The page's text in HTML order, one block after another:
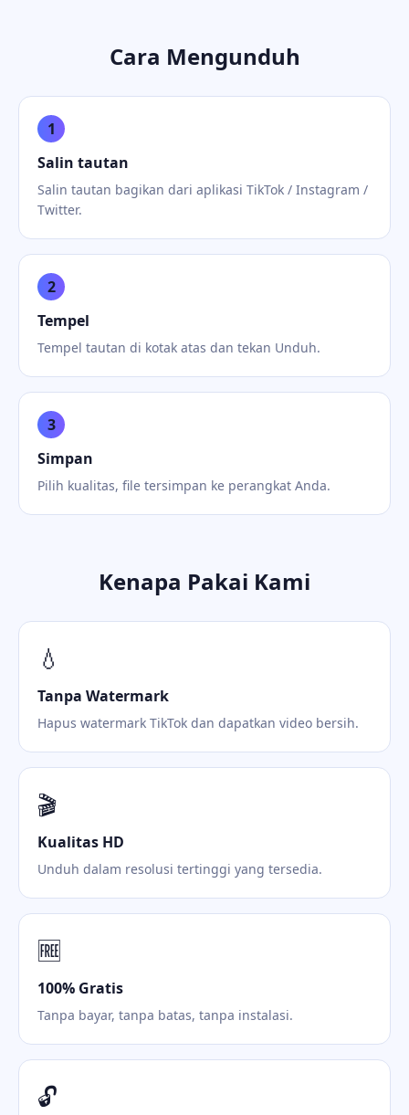
Cara Mengunduh
1
Salin tautan
Salin tautan bagikan dari aplikasi TikTok / Instagram /
Twitter.
2
Tempel
Tempel tautan di kotak atas dan tekan Unduh.
3
Simpan
Pilih kualitas, file tersimpan ke perangkat Anda.
Kenapa Pakai Kami
💧
Tanpa Watermark
Hapus watermark TikTok dan dapatkan video bersih.
🎬
Kualitas HD
Unduh dalam resolusi tertinggi yang tersedia.
🆓
100% Gratis
Tanpa bayar, tanpa batas, tanpa instalasi.
🔓